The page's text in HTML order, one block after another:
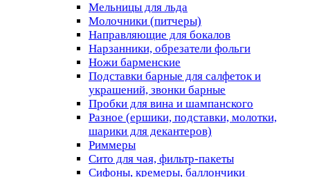
Мельницы для льда
Молочники (питчеры)
Направляющие для бокалов
Нарзанники, обрезатели фольги
Ножи барменские
Подставки барные для салфеток и
украшений, звонки барные
Пробки для вина и шампанского
Разное (ершики, подставки, молотки,
шарики для декантеров)
Риммеры
Сито для чая, фильтр-пакеты
Сифоны, кремеры, баллончики